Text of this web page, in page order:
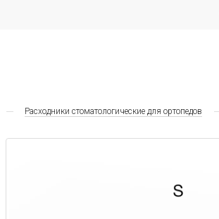
Расходники стоматологические для ортопедов